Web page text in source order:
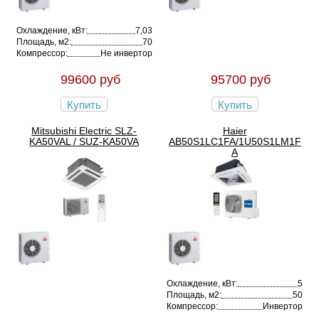
Охлаждение, кВт:
7,03
Площадь, м2:
70
Компрессор:
Не инвертор
99600 руб
Купить
95700 руб
Купить
Mitsubishi Electric SLZ-
KA50VAL / SUZ-KA50VA
Haier
AB50S1LC1FA/1U50S1LM1F
A
Охлаждение, кВт:
5
Площадь, м2:
50
Компрессор:
Инвертор